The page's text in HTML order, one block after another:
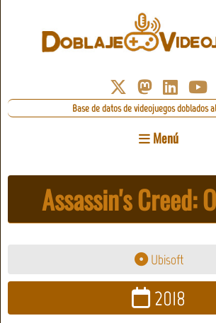
Base de datos de videojuegos doblados
Menú
Assassin's Creed:
Ubisoft
2018